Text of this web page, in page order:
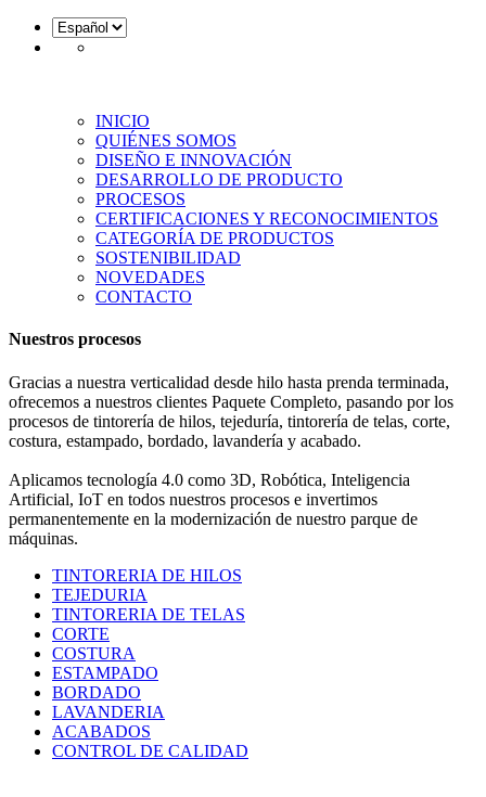
INICIO
QUIÉNES SOMOS
DISEÑO E INNOVACIÓN
DESARROLLO DE PRODUCTO
PROCESOS
CERTIFICACIONES Y RECONOCIMIENTOS
CATEGORÍA DE PRODUCTOS
SOSTENIBILIDAD
NOVEDADES
CONTACTO
Nuestros procesos
Gracias a nuestra verticalidad desde hilo hasta prenda terminada,
ofrecemos a nuestros clientes Paquete Completo, pasando por los
procesos de tintorería de hilos, tejeduría, tintorería de telas, corte,
costura, estampado, bordado, lavandería y acabado.
Aplicamos tecnología 4.0 como 3D, Robótica, Inteligencia
Artificial, IoT en todos nuestros procesos e invertimos
permanentemente en la modernización de nuestro parque de
máquinas.
TINTORERIA DE HILOS
TEJEDURIA
TINTORERIA DE TELAS
CORTE
COSTURA
ESTAMPADO
BORDADO
LAVANDERIA
ACABADOS
CONTROL DE CALIDAD